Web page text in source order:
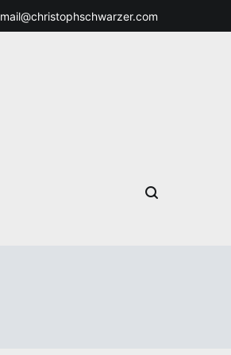
mail@christophschwarzer.com